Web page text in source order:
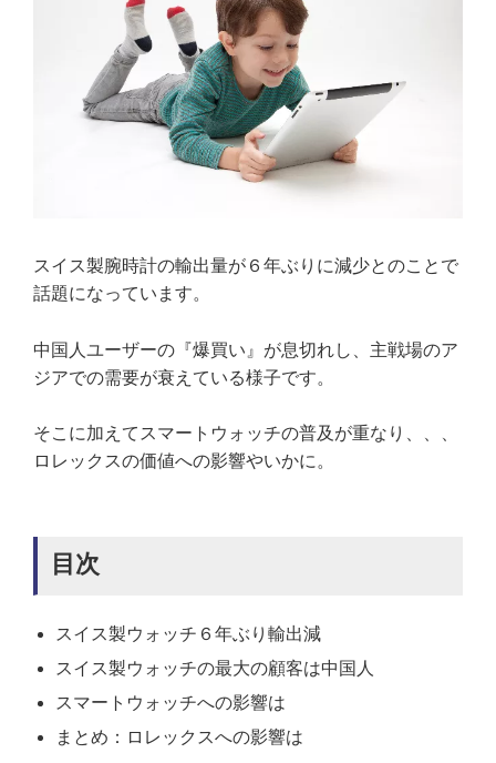
スイス製腕時計の輸出量が６年ぶりに減少とのことで
話題になっています。
中国人ユーザーの『爆買い』が息切れし、主戦場のア
ジアでの需要が衰えている様子です。
そこに加えてスマートウォッチの普及が重なり、、、
ロレックスの価値への影響やいかに。
目次
スイス製ウォッチ６年ぶり輸出減
スイス製ウォッチの最大の顧客は中国人
スマートウォッチへの影響は
まとめ：ロレックスへの影響は